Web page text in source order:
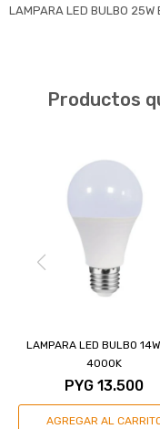
LAMPARA LED BULBO
Productos
LAMPARA LED BULBO
4000K
PYG 13.500